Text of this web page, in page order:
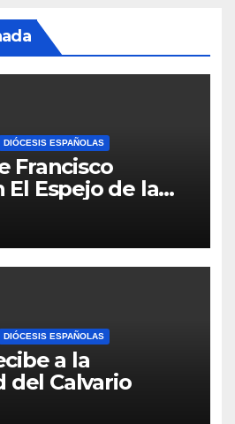
DIÓCESIS ESPAÑOLAS
Francisco
El Espejo de la
DIÓCESIS ESPAÑOLAS
a la
del Calvario